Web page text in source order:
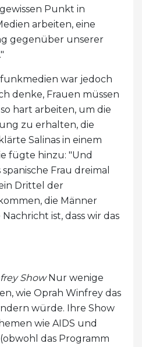
Punkt in
arbeiten, eine
gegenüber unserer
war jedoch
denke, Frauen müssen
hart arbeiten, um die
zu erhalten, die
Salinas in einem
fügte hinzu: "Und
Frau dreimal
Drittel der
die Männer
ist, dass wir das
ShowNur wenige
wie Oprah Winfrey das
würde. Ihre Show
wie AIDS und
das Programm